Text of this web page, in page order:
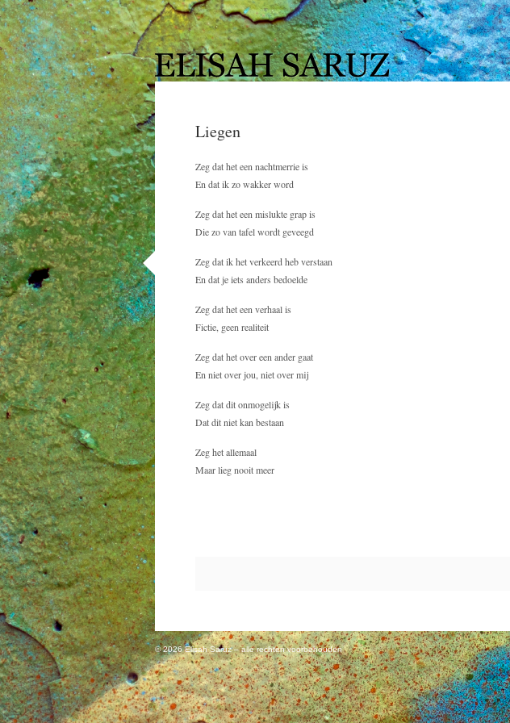
Liegen
Zeg dat het een nachtmerrie is
En dat ik zo wakker word
Zeg dat het een mislukte grap is
Die zo van tafel wordt geveegd
Zeg dat ik het verkeerd heb verstaan
En dat je iets anders bedoelde
Zeg dat het een verhaal is
Fictie, geen realiteit
Zeg dat het over een ander gaat
En niet over jou, niet over mij
Zeg dat dit onmogelijk is
Dat dit niet kan bestaan
Zeg het allemaal
Maar lieg nooit meer
© 2026 Elisah Saruz – alle rechten voorbehouden